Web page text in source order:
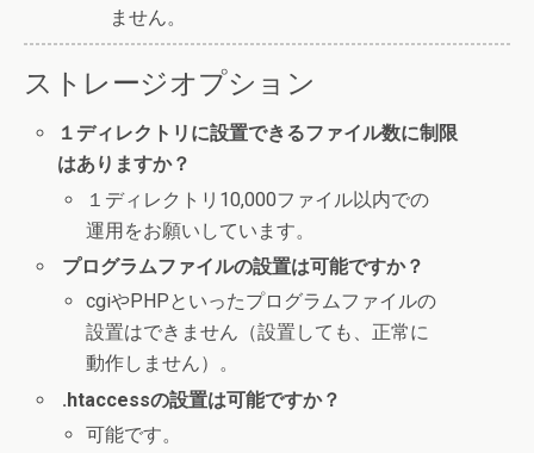
ません。
ストレージオプション
１ディレクトリに設置できるファイル数に制限
はありますか？
１ディレクトリ10,000ファイル以内での
運用をお願いしています。
プログラムファイルの設置は可能ですか？
cgiやPHPといったプログラムファイルの
設置はできません（設置しても、正常に
動作しません）。
.htaccessの設置は可能ですか？
可能です。